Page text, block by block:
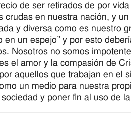
de ser retirados de por
crudas en nuestra nación, y
y diversa como es nuestro
en un espejo” y por esto
Nosotros no somos
el amor y la compasión de
aquellos que trabajan en el
un medio para nuestra
y poner fin al uso de